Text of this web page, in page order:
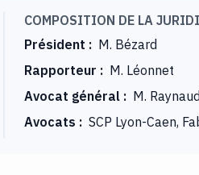
COMPOSITION DE LA
Président : M. Bézard
Rapporteur : M. Léonnet
Avocat général : M. Raynaud
Avocats : SCP Lyon-Caen,